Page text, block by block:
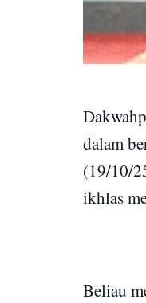
dalam
(19/10/
ikhlas
Beliau